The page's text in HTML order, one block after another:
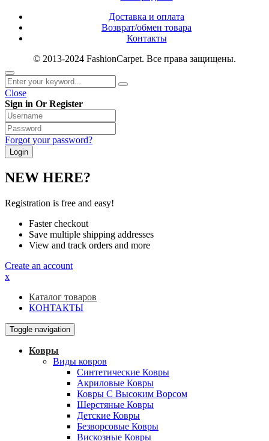
Доставка и оплата
Возврат/обмен товара
Контакты
© 2013-2024 FashionCarpet. Все права защищены.
Close
Sign in Or Register
Forgot your password?
NEW HERE?
Registration is free and easy!
Faster checkout
Save multiple shipping addresses
View and track orders and more
Create an account
x
Каталог товаров
КОНТАКТЫ
Toggle navigation
Ковры
Виды ковров
Синтетические Ковры
Акриловые Ковры
Ковры С Высоким Ворсом
Шерстяные Ковры
Детские Ковры
Безворсовые Ковры
Вискозные Ковры